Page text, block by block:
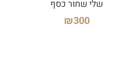
שלי שחור כסף
₪300